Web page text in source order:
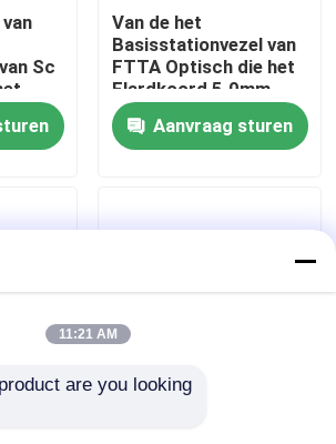
Sc
Van de het
Basisstationvezel van
FTTA Optisch die het
Flardkoord 5.0mm
met Supertap-de
Schakelaars van Sc
wordt geëindigd
Aanvraag sturen
RJ
11:21 AM
are you looking